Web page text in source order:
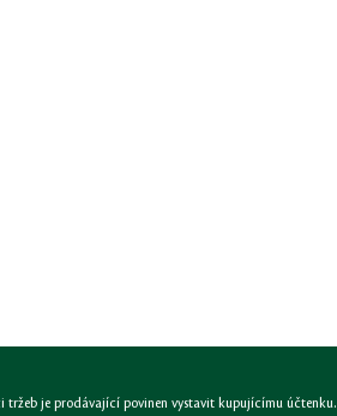
tržeb je prodávající povinen vystavit kupujícímu účtenku.